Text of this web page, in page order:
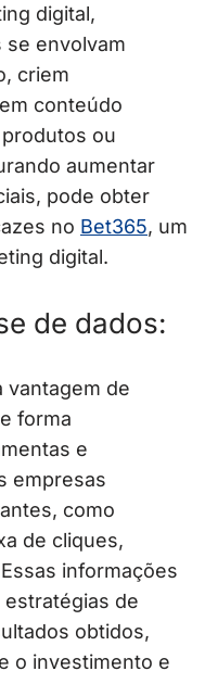
digital,
se envolvam
criem
conteúdo
ou
aumentar
pode obter
no Bet365, um
digital.
de dados:
vantagem de
forma
e
empresas
como
de cliques,
informações
de
obtidos,
o investimento e